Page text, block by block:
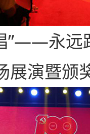
”——永远
展演暨颁